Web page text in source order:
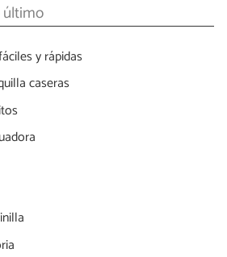
último
y rápidas
caseras